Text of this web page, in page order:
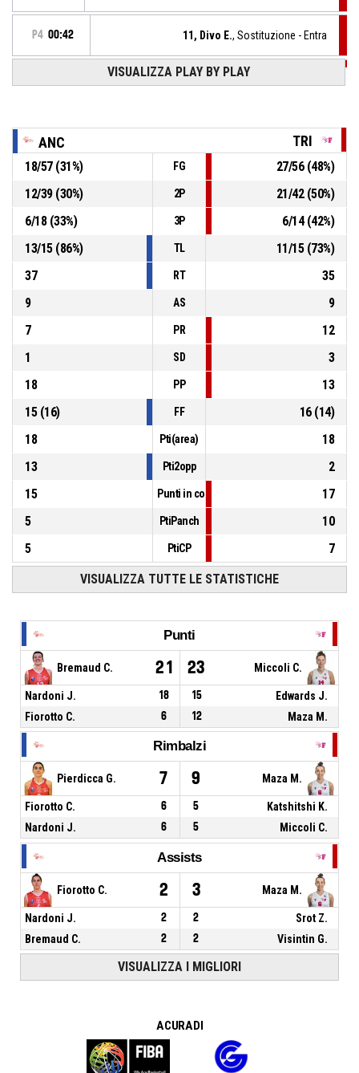
P4 00:42 11, Divo E., Sostituzione - Entra
10, Katshitshi K., Sostituzione - Esce
14, Miccoli C., Sostituzione - Esce
P4 00:50 10, Katshitshi K. , Palla recuperata
15, Cotellessa M. , Passaggio sbagliato P4 00:50
VISUALIZZA PLAY BY PLAY
ANC TRI
18/57(31%) FG 27/56(48%)
12/39(30%) 2P 21/42(50%)
6/18(33%) 3P 6/14(42%)
13/15(86%) TL 11/15(73%)
37
RT
35
9
AS
9
7
PR
12
1
SD
3
18
PP
13
15(16) FF 16(14)
18
Pti(area)
18
13
Pti2opp
2
15
Punti in contropiede
17
5
PtiPanch
10
5
PtiCP 7
VISUALIZZA TUTTE LE STATISTICHE
Punti
Bremaud C. 21 23 Miccoli C.
Nardoni J. 18 15
Edwards J.
Fiorotto C.
6 12 Maza M.
Rimbalzi
Pierdicca G. 7 9 Maza M.
Fiorotto C. 6 5
Katshitshi K.
Nardoni J.
6 5 Miccoli C.
Assists
Fiorotto C. 2 3 Maza M.
Nardoni J. 2 2
Srot Z.
Bremaud C.
2 2 Visintin G.
VISUALIZZA I MIGLIORI
A CURA DI